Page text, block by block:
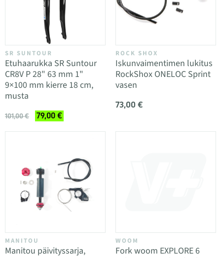
SR SUNTOUR
Etuhaarukka SR Suntour
CR8V P 28" 63 mm 1"
9×100 mm kierre 18 cm,
musta
101,00 € 79,00 €
ROCK SHOX
Iskunvaimentimen lukitus
RockShox ONELOC Sprint
vasen
73,00 €
MANITOU
Manitou päivityssarja,
WOOM
Fork woom EXPLORE 6